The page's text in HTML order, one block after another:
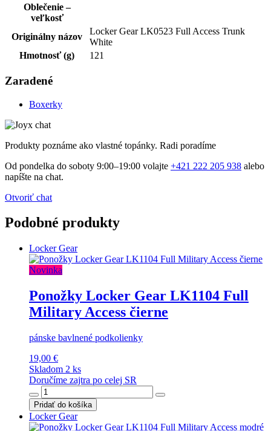
Oblečenie –
veľkosť
Originálny názov
Locker Gear LK0523 Full Access Trunk
White
Hmotnosť (g)
121
Zaradené
Boxerky
Produkty poznáme ako vlastné topánky. Radi poradíme
Od pondelka do soboty 9:00–19:00 volajte +421 222 205 938 alebo
napíšte na chat.
Otvoriť chat
Podobné produkty
Locker Gear
Novinka
Ponožky Locker Gear LK1104 Full
Military Access čierne
pánske bavlnené podkolienky
19,00 €
Skladom 2 ks
Doručíme zajtra po celej SR
Pridať do košíka
Locker Gear